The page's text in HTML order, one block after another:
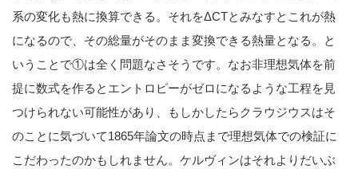
系の変化も熱に換算できる。それをΔCTとみなすとこれが熱
になるので、その総量がそのまま変換できる熱量となる。と
いうことで①は全く問題なさそうです。なお非理想気体を前
提に数式を作るとエントロピーがゼロになるような工程を見
つけられない可能性があり、もしかしたらクラウジウスはそ
のことに気づいて1865年論文の時点まで理想気体での検証に
こだわったのかもしれません。ケルヴィンはそれよりだいぶ